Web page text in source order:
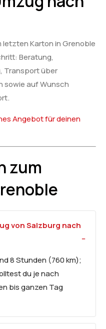
letzten Karton in Grenoble
Beratung,
Transport über
sowie auf Wunsch
Angebot für deinen
zum
von Salzburg nach
8 Stunden (760 km);
du je nach
bis ganzen Tag